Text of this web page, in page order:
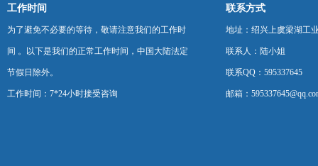
工作时间
为了避免不必要的等待，敬请注意我们的工作时
间 。以下是我们的正常工作时间，中国大陆法定
节假日除外。
工作时间：7*24小时接受咨询
联系方式
地址：绍兴上虞梁湖工
联系人：陆小姐
联系QQ：595337645
邮箱：